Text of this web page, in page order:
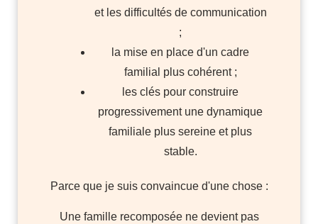
et les difficultés de communication
;
la mise en place d'un cadre
familial plus cohérent ;
les clés pour construire
progressivement une dynamique
familiale plus sereine et plus
stable.
Parce que je suis convaincue d'une chose :
Une famille recomposée ne devient pas